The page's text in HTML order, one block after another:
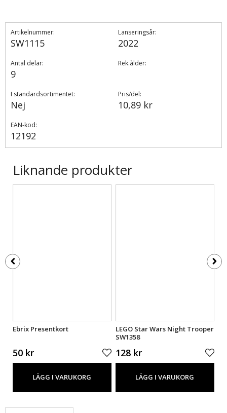
Artikelnummer:
SW1115
Lanseringsår:
2022
Antal delar:
9
Rek.ålder:
I standardsortimentet:
Nej
Pris/del:
10,89 kr
EAN-kod:
12192
Liknande produkter
Ebrix Presentkort
50 kr
LÄGG I VARUKORG
LEGO Star Wars Night Trooper
SW1358
128 kr
LÄGG I VARUKORG